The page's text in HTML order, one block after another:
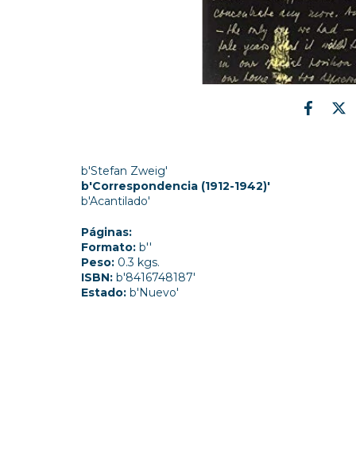
b'Stefan Zweig'
b'Correspondencia (1912-1942)'
b'Acantilado'
Páginas:
Formato: b''
Peso: 0.3 kgs.
ISBN: b'8416748187'
Estado: b'Nuevo'